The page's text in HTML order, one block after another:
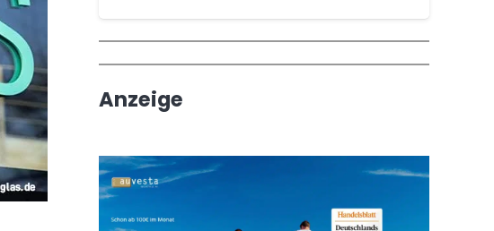
Wochenrückblick
Trendthemen
Anzeige